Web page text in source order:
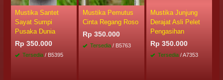
Mustika Santet
Sayat Sumpi
Pusaka Dunia
Rp 350.000
Tersedia / B5395
Mustika Pemutus
Cinta Regang Roso
Rp 350.000
Tersedia / B5763
Mustika Junjung
Derajat Asli Pelet
Pengasihan
Rp 350.000
Tersedia / A7353